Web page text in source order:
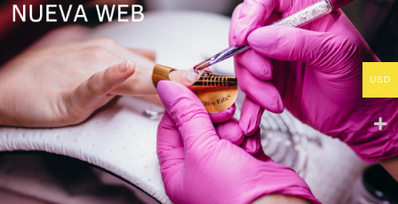
Uñas de Gel Duraderas: Cómo Hacer
que Duren 4 Semanas o Más
Las uñas de gel duraderas se han convertido en una de las
tendencias más populares en el mundo de la manicura
profesional gracias a su acabado brillante, resistente y
natural.
USD